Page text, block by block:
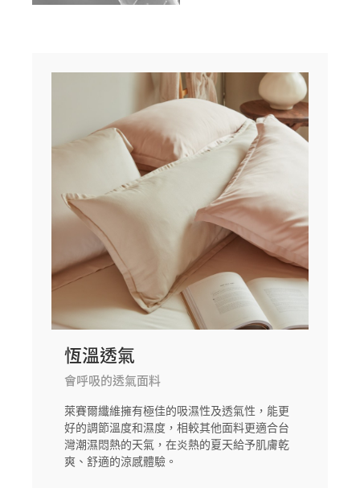
恆溫透氣
會呼吸的透氣面料
萊賽爾纖維擁有極佳的吸濕性及透氣性，能更
好的調節溫度和濕度，相較其他面料更適合台
灣潮濕悶熱的天氣，在炎熱的夏天給予肌膚乾
爽、舒適的涼感體驗。